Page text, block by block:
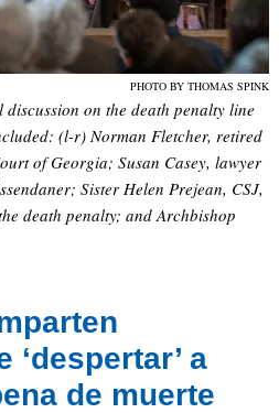
PHOTO BY THOMAS SPINK
discussion on the death penalty line
(l-r) Norman Fletcher, retired
of Georgia; Susan Casey, lawyer
Sister Helen Prejean, CSJ,
death penalty; and Archbishop
‘despertar’ a
de muerte